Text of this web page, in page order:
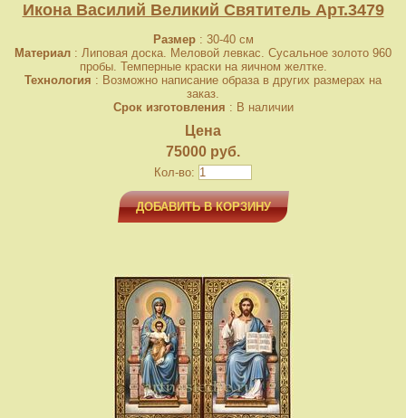
Икона Василий Великий Святитель Арт.3479
Размер: 30-40 см
Материал : Липовая доска. Меловой левкас. Сусальное золото 960
пробы. Темперные краски на яичном желтке.
Технология : Возможно написание образа в других размерах на
заказ.
Срок изготовления : В наличии
Цена
75000 руб.
Кол-во:
ДОБАВИТЬ В КОРЗИНУ